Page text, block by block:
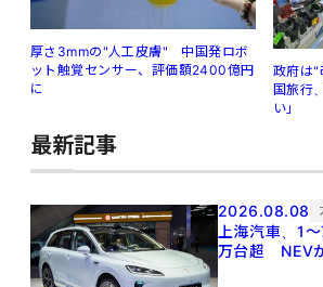
厚さ3mmの"人工皮膚" 中国発ロボ
ット触覚センサー、評価額2400億円
に
政府は
国旅行
い」
最新記事
2026.08.08
上海汽車、1
万台超 NEV